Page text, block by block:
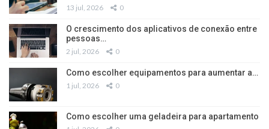
13 jul, 2026 0
O crescimento dos aplicativos de conexão entre
pessoas…
2 jul, 2026 0
Como escolher equipamentos para aumentar a…
1 jul, 2026 0
Como escolher uma geladeira para apartamento